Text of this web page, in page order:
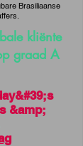
Brasiliaanse
kliënte
graad A
&amp;